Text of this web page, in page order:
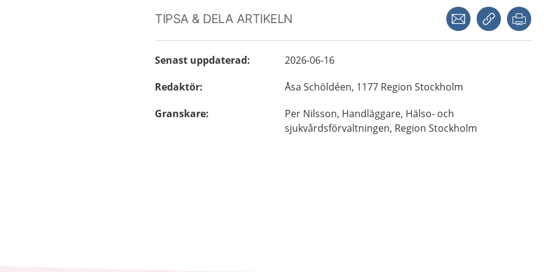
TIPSA & DELA ARTIKELN Dela via mejlKopiera länk
Senast uppdaterad:
2026-06-16
Redaktör: Åsa Schöldéen, 1177 Region Stockholm
Granskare: Per Nilsson, Handläggare, Hälso- och
sjukvårdsförvaltningen, Region Stockholm